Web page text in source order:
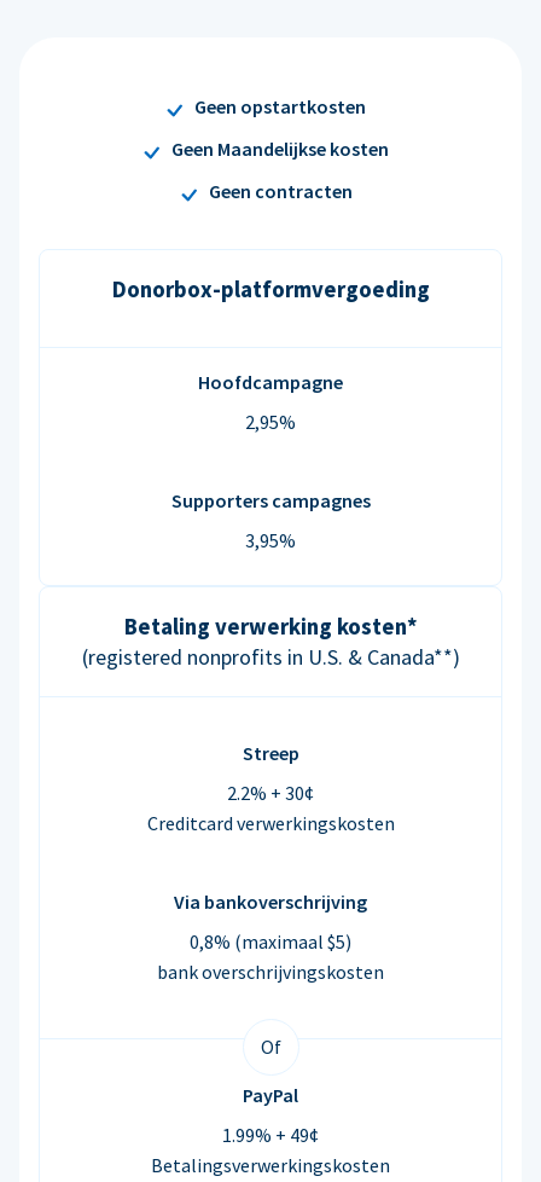
Geen opstartkosten
Geen Maandelijkse kosten
Geen contracten
Donorbox-platformvergoeding
Hoofdcampagne
2,95%
Supporters campagnes
3,95%
Betaling verwerking kosten*
(registered nonprofits in U.S. & Canada**)
Streep
2.2% + 30¢
Creditcard verwerkingskosten
Via bankoverschrijving
0,8% (maximaal $5)
bank overschrijvingskosten
Of
PayPal
1.99% + 49¢
Betalingsverwerkingskosten